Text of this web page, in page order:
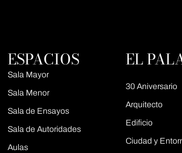
ESPACIOS
Sala Mayor
Sala Menor
Sala de Ensayos
Sala de Autoridades
Aulas
EL
30 Aniversario
Arquitecto
Edificio
Ciudad y